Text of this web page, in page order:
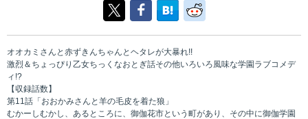
オオカミさんと赤ずきんちゃんとヘタレが大暴れ!!
激烈＆ちょっぴり乙女ちっくなおとぎ話その他いろいろ風味な学園ラブコメデ
ィ!?
【収録話数】
第11話「おおかみさんと羊の毛皮を着た狼」
むかーしむかし、あるところに、御伽花市という町があり、その中に御伽学園